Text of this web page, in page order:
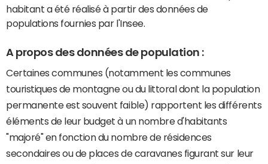
habitant a été réalisé à partir des données de
populations fournies par l'Insee.
A propos des données de population :
Certaines communes (notamment les communes
touristiques de montagne ou du littoral dont la population
permanente est souvent faible) rapportent les différents
éléments de leur budget à un nombre d'habitants
"majoré" en fonction du nombre de résidences
secondaires ou de places de caravanes figurant sur leur